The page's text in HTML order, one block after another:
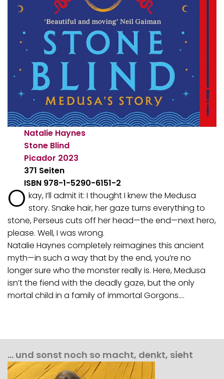
Natalie Haynes
Stone Blind
Picador 2023
371 Seiten
ISBN 978-1-5290-6151-2
O kay, I’ll admit it: I thought I knew the Medusa
story. Snake hair, her gaze turns everything to
stone, Perseus cuts off her head—the end—next hero,
please. Well, I was wrong.
Natalie Haynes completely reimagines this ancient
myth—in such a way that by the end, you’re no
longer sure who the monster really is. Here, Medusa
isn’t the fiend with the deadly gaze, but the only
mortal child in a family of immortal Gorgons.…
… und sonst noch so macht, denkt, sieht